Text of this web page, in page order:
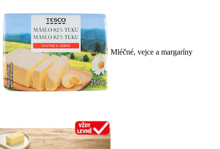
Mléčné, vejce a margaríny